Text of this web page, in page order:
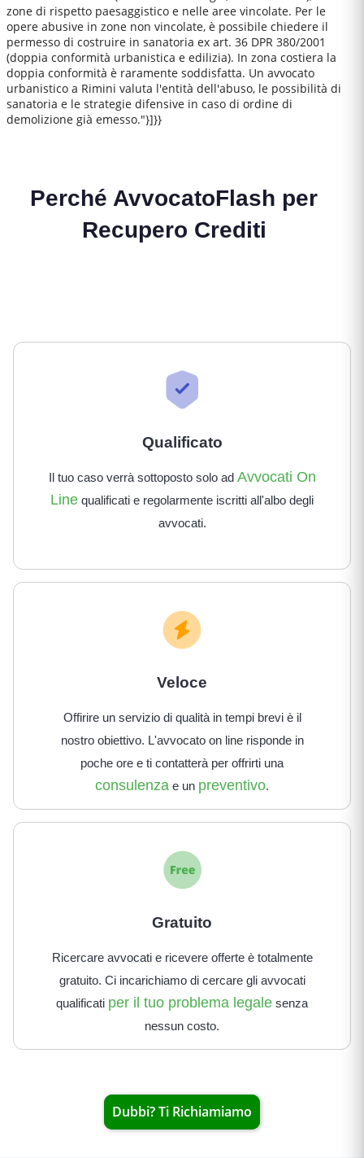
zone di rispetto paesaggistico e nelle aree vincolate. Per le
opere abusive in zone non vincolate, è possibile chiedere il
permesso di costruire in sanatoria ex art. 36 DPR 380/2001
(doppia conformità urbanistica e edilizia). In zona costiera la
doppia conformità è raramente soddisfatta. Un avvocato
urbanistico a Rimini valuta l'entità dell'abuso, le possibilità di
sanatoria e le strategie difensive in caso di ordine di
demolizione già emesso."}]}}
Perché AvvocatoFlash per
Recupero Crediti
Qualificato
Il tuo caso verrà sottoposto solo ad Avvocati On
Line qualificati e regolarmente iscritti all'albo degli
avvocati.
Veloce
Offirire un servizio di qualità in tempi brevi è il
nostro obiettivo. L'avvocato on line risponde in
poche ore e ti contatterà per offrirti una
consulenza e un preventivo.
Gratuito
Ricercare avvocati e ricevere offerte è totalmente
gratuito. Ci incarichiamo di cercare gli avvocati
qualificati per il tuo problema legale senza
nessun costo.
Dubbi? Ti Richiamiamo